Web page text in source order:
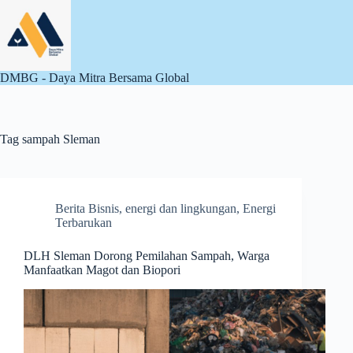
content
DMBG - Daya Mitra Bersama Global
Tag sampah Sleman
Berita Bisnis, energi dan lingkungan, Energi
Terbarukan
DLH Sleman Dorong Pemilahan Sampah, Warga
Manfaatkan Magot dan Biopori